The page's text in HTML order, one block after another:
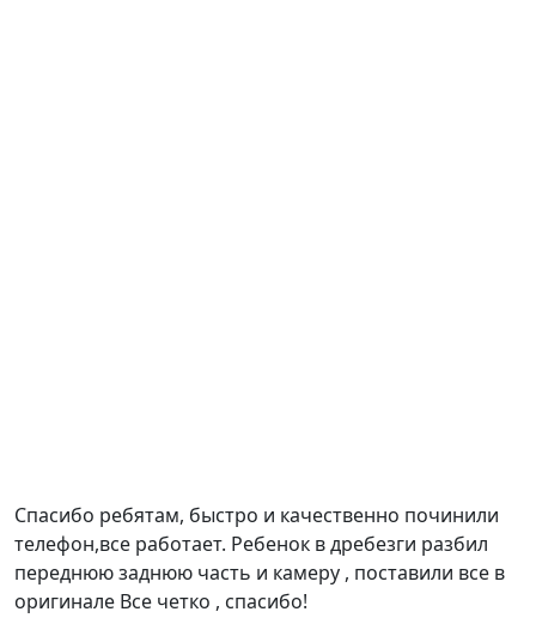
Спасибо ребятам, быстро и качественно починили
телефон,все работает. Ребенок в дребезги разбил
переднюю заднюю часть и камеру , поставили все в
оригинале Все четко , спасибо!